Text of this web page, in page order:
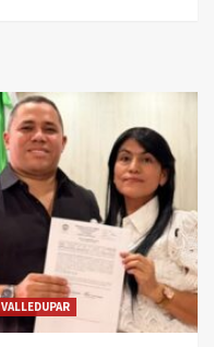
VALLEDUPAR